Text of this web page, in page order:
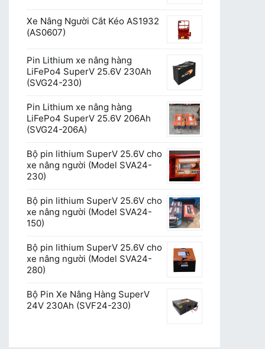
Xe Nâng Người Cắt Kéo AS1932
(AS0607)
Pin Lithium xe nâng hàng
LiFePo4 SuperV 25.6V 230Ah
(SVG24-230)
Pin Lithium xe nâng hàng
LiFePo4 SuperV 25.6V 206Ah
(SVG24-206A)
Bộ pin lithium SuperV 25.6V cho
xe nâng người (Model SVA24-
230)
Bộ pin lithium SuperV 25.6V cho
xe nâng người (Model SVA24-
150)
Bộ pin lithium SuperV 25.6V cho
xe nâng người (Model SVA24-
280)
Bộ Pin Xe Nâng Hàng SuperV
24V 230Ah (SVF24-230)